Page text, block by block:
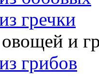
гречки
и
грибов